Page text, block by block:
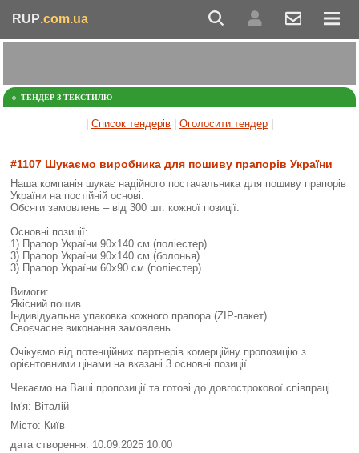
RUP.com.ua
ТЕНДЕР З ТЕКСТИЛЮ
Список тендерів Оголосити тендер
#1107 Шукаємо виробника для пошиву прапорів України
Наша компанія шукає надійного постачальника для пошиву прапорів
України на постійній основі.
Обсяги замовлень – від 300 шт. кожної позиції.
Основні позиції:
1) Прапор України 90х140 см (поліестер)
3) Прапор України 90х140 см (болонья)
3) Прапор України 60х90 см (поліестер)
Вимоги:
Якісний пошив
Індивідуальна упаковка кожного прапора (ZIP-пакет)
Своєчасне виконання замовлень
Очікуємо від потенційних партнерів комерційну пропозицію з
орієнтовними цінами на вказані 3 основні позиції.
Чекаємо на Ваші пропозиції та готові до довгострокової співпраці.
Ім'я: Віталій
Місто: Київ
дата створення: 10.09.2025 10:00